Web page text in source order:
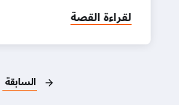
لقراءة القصة
السابقة